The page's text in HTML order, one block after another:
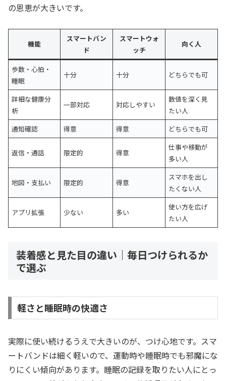
の恩恵が大きいです。
機能
スマートバン
ド
スマートウォ
ッチ
向く人
歩数・心拍・
睡眠
十分 十分 どちらでも可
詳細な健康分
析
一部対応 対応しやすい
数値を深く見
たい人
通知確認
得意 得意 どちらでも可
返信・通話 限定的 得意
仕事や移動が
多い人
地図・支払い 限定的 得意
スマホを出し
たくない人
アプリ拡張 少ない 多い
使い方を広げ
たい人
装着感と見た目の違い｜毎日つけられるか
で選ぶ
軽さと睡眠時の快適さ
実際に使い続けるうえで大きいのが、つけ心地です。スマ
ートバンドは細く軽いので、運動時や睡眠時でも邪魔にな
りにくい傾向があります。睡眠の記録を取りたい人にとっ